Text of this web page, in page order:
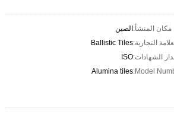
مكان المنشأ:الصين
التجارية:Ballistic Tiles
الشهادات:ISO
Model
Alumina tiles